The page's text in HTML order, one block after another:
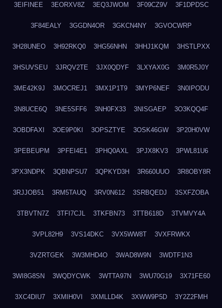
3EIFINEE 3EORXV8Z 3EQ3JWOM 3F09CZ9V 3F1DPDSC
3F84EALY 3GGDN4OR 3GKCN4NY 3GVOCWRP
3H28UNEO 3H92RKQ0 3HG56NHN 3HHJ1KQM 3HSTLPXX
3HSUVSEU 3JRQV2TE 3JX0QDYF 3LXYAX0G 3M0R5J0Y
3ME42K9J 3MOCREJ1 3MX1P1T9 3MYP6NEF 3N0IPODU
3N8UCE6Q 3NE5SFF6 3NH0FX33 3NISGAEP 3O3KQQ4F
3OBDFAXI 3OE9P0KI 3OPSZTYE 3OSK46GW 3P20H0VW
3PEBEUPM 3PFEI4E1 3PHQ0AXL 3PJX8KV3 3PWL81U6
3PX3NDPK 3QBNPSU7 3QPKYD3H 3R660UUO 3R8OBY8R
3RJJOB51 3RM5TAUQ 3RV0N612 3SRBQEDJ 3SXFZOBA
3TBVTN7Z 3TFI7CJL 3TKFBN73 3TTB618D 3TVMVY4A
3VPL82H9 3VS14DKC 3VX5WW8T 3VXFRWKX
3VZRTGEK 3W3MHD4O 3WAD8W9N 3WDTF1N3
3WI8G8SN 3WQDYCWK 3WTTA97N 3WU70G19 3X71FE60
3XC4DIU7 3XMIH0VI 3XMLLD4K 3XWW9P5D 3Y2Z2FMH